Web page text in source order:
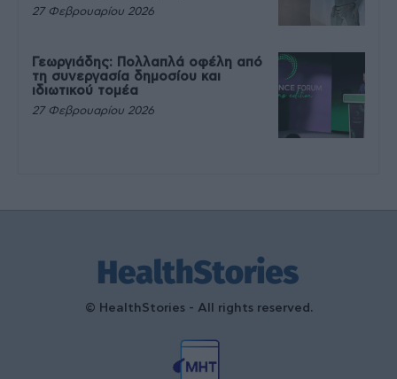
27 Φεβρουαρίου 2026
Γεωργιάδης: Πολλαπλά οφέλη από
τη συνεργασία δημοσίου και
ιδιωτικού τομέα
27 Φεβρουαρίου 2026
© HealthStories - All rights reserved.